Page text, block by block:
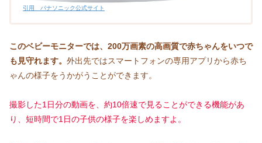
引用 パナソニック公式サイト
このベビーモニターでは、200万画素の高画質で赤ちゃんをいつで
も見守れます。 外出先ではスマートフォンの専用アプリから赤ち
ゃんの様子をうかがうことができます。
撮影した1日分の動画を、約10倍速で見ることができる機能があ
り、短時間で1日の子供の様子を楽しめますよ。